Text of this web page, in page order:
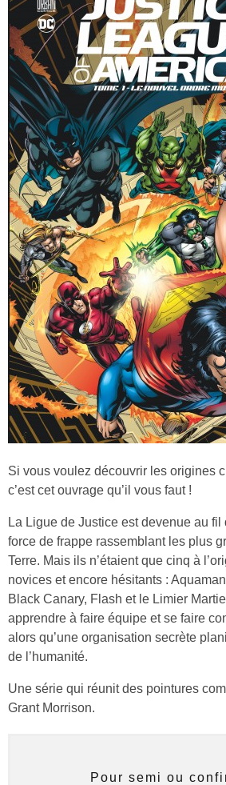
Si vous voulez découvrir les origines
c’est cet ouvrage qu’il vous faut !
La Ligue de Justice est devenue au
force de frappe rassemblant les plus
Terre. Mais ils n’étaient que cinq à
novices et encore hésitants :
Black Canary, Flash et le Limier
apprendre à faire équipe et se faire
alors qu’une organisation secrète
de l’humanité.
Une série qui réunit des pointures
Grant Morrison.
Pour semi ou